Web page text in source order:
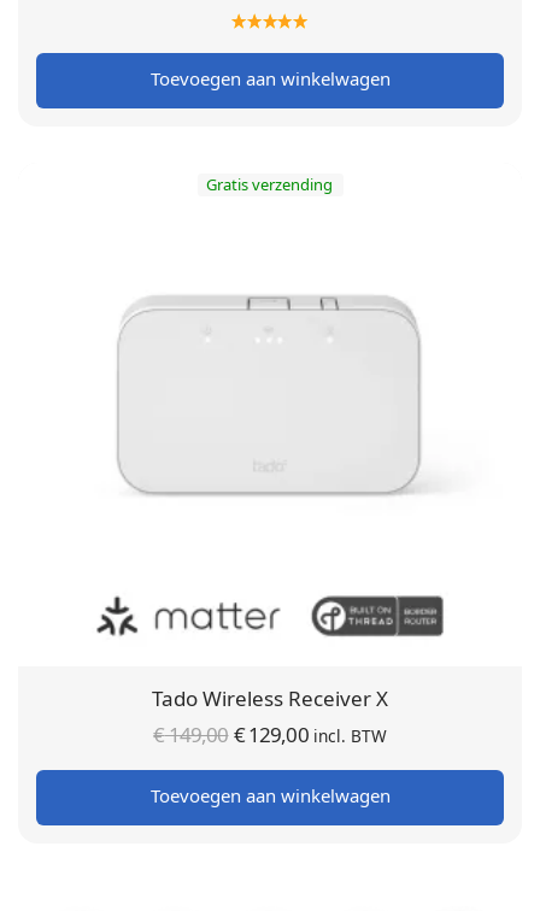
prijs was:
€ 349,00.€ 279,00.
Toevoegen aan winkelwagen
Gratis verzending
Tado Wireless Receiver X
€149,00Oorspronkelijke
prijs was:
€ 149,00.
€129,00 Huidige
prijs is:
€ 129,00.
incl. BTW
Toevoegen aan winkelwagen